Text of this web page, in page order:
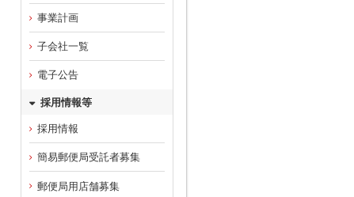
事業計画
子会社一覧
電子公告
採用情報等
採用情報
簡易郵便局受託者募集
郵便局用店舗募集